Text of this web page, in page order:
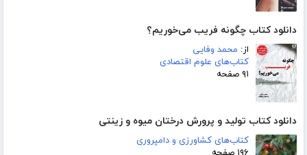
دانلود کتاب چگونه فریب می‌خوریم؟
از: محمد وفایی
کتاب‌های علوم اقتصادی
۹۱ صفحه
دانلود کتاب تولید و پرورش درختان میوه و زینتی
کتاب‌های کشاورزی و دامپروری